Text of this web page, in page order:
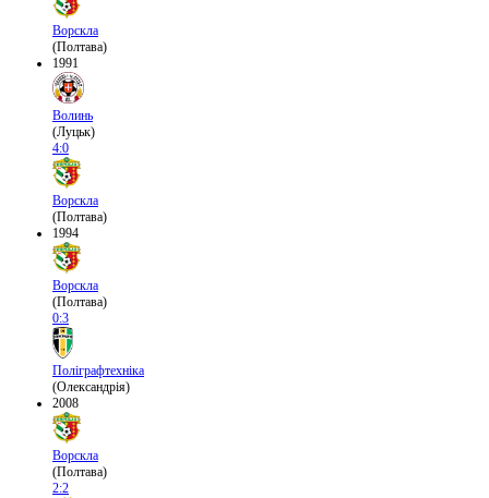
Ворскла
(Полтава)
1991
Волинь
(Луцьк)
4:0
Ворскла
(Полтава)
1994
Ворскла
(Полтава)
0:3
Поліграфтехніка
(Олександрія)
2008
Ворскла
(Полтава)
2:2